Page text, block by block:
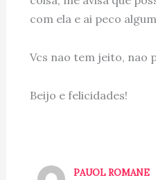
com ela e ai peco
Vcs nao tem jeito, nao
Beijo e felicidades!
PAUOL ROMANE